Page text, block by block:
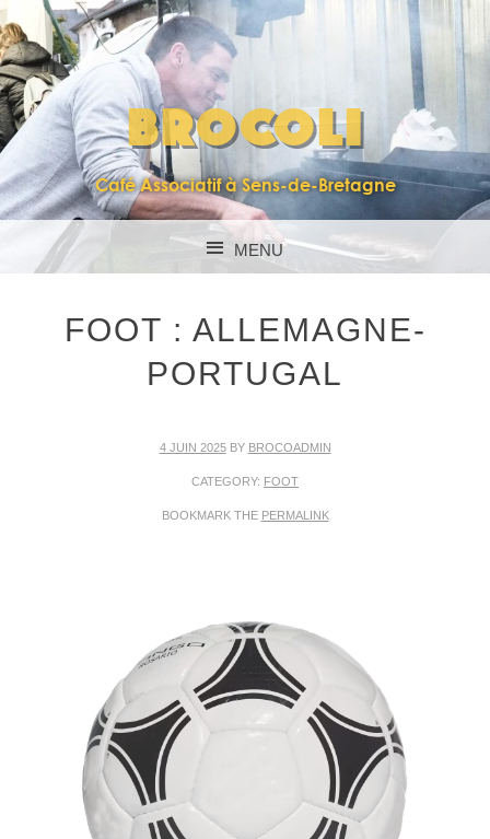
BROCOLI
Café Associatif à Sens-de-Bretagne
MENU
FOOT : ALLEMAGNE-
PORTUGAL
4 JUIN 2025BY BROCOADMIN
CATEGORY: FOOT
BOOKMARK THE PERMALINK